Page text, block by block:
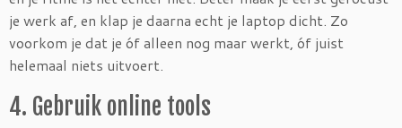
je werk af, en klap je daarna echt je laptop dicht. Zo
voorkom je dat je óf alleen nog maar werkt, óf juist
helemaal niets uitvoert.
4. Gebruik online tools